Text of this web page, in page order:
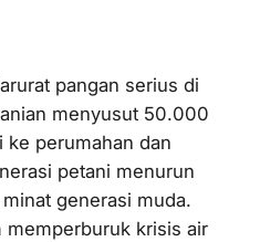
pangan serius di
menyusut 50.000
ke perumahan dan
petani menurun
generasi muda.
memperburuk krisis air